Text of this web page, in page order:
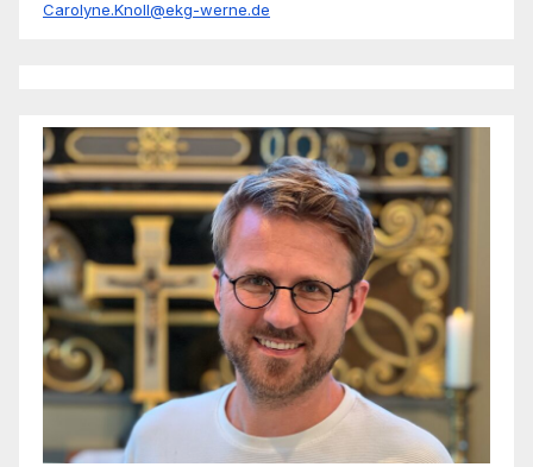
Carolyne.Knoll@ekg-werne.de